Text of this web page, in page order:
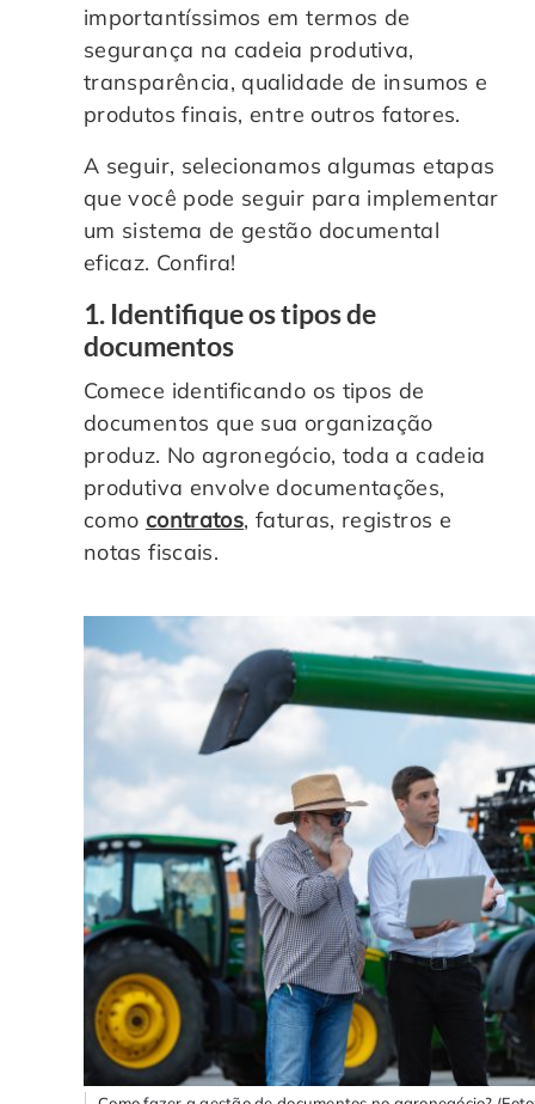
importantíssimos em termos de
segurança na cadeia produtiva,
transparência, qualidade de insumos e
produtos finais, entre outros fatores.
A seguir, selecionamos algumas etapas
que você pode seguir para implementar
um sistema de gestão documental
eficaz. Confira!
1. Identifique os tipos de
documentos
Comece identificando os tipos de
documentos que sua organização
produz. No agronegócio, toda a cadeia
produtiva envolve documentações,
como contratos, faturas, registros e
notas fiscais.